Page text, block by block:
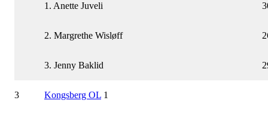
1. Anette Juveli
2. Margrethe Wisløff
3. Jenny Baklid
3 Kongsberg OL 1